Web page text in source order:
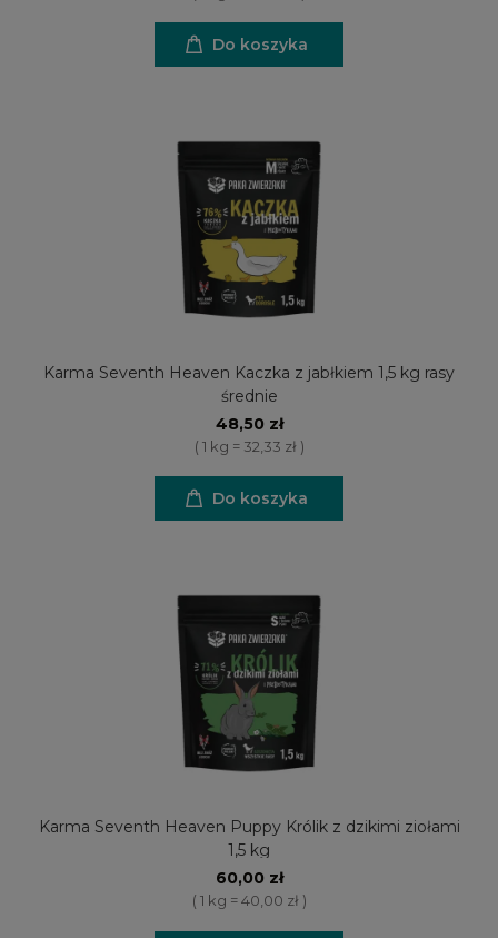
Do koszyka
Karma Seventh Heaven Kaczka z jabłkiem 1,5 kg rasy
średnie
48,50 zł
( 1 kg = 32,33 zł )
Do koszyka
Karma Seventh Heaven Puppy Królik z dzikimi ziołami
1,5 kg
60,00 zł
( 1 kg = 40,00 zł )